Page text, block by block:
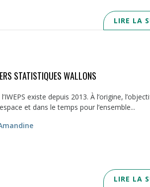
LIRE LA
STATISTIQUES WALLONS
existe depuis 2013. À l’origine,
et dans le temps pour l’ensemble...
LIRE LA